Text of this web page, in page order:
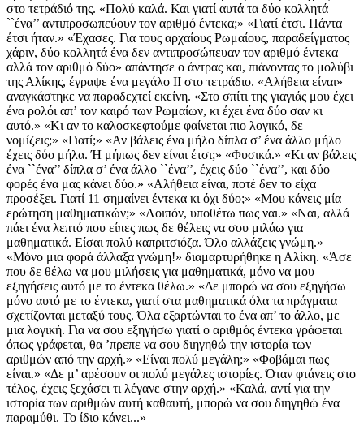
στο τετράδιό της. «Πολύ καλά. Και γιατί αυτά τα δύο κολλητά
``ένα’’ αντιπροσωπεύουν τον αριθμό έντεκα;» «Γιατί έτσι. Πάντα
έτσι ήταν.» «Έχασες. Για τους αρχαίους Ρωμαίους, παραδείγματος
χάριν, δύο κολλητά ένα δεν αντιπροσώπευαν τον αριθμό έντεκα
αλλά τον αριθμό δύο» απάντησε ο άντρας και, πιάνοντας το μολύβι
της Αλίκης, έγραψε ένα μεγάλο ΙΙ στο τετράδιο. «Αλήθεια είναι»
αναγκάστηκε να παραδεχτεί εκείνη. «Στο σπίτι της γιαγιάς μου έχει
ένα ρολόι απ’ τον καιρό των Ρωμαίων, κι έχει ένα δύο σαν κι
αυτό.» «Κι αν το καλοσκεφτούμε φαίνεται πιο λογικό, δε
νομίζεις;» «Γιατί;» «Αν βάλεις ένα μήλο δίπλα σ’ ένα άλλο μήλο
έχεις δύο μήλα. Ή μήπως δεν είναι έτσι;» «Φυσικά.» «Κι αν βάλεις
ένα ``ένα’’ δίπλα σ’ ένα άλλο ``ένα’’, έχεις δύο ``ένα’’, και δύο
φορές ένα μας κάνει δύο.» «Αλήθεια είναι, ποτέ δεν το είχα
προσέξει. Γιατί 11 σημαίνει έντεκα κι όχι δύο;» «Μου κάνεις μία
ερώτηση μαθηματικών;» «Λοιπόν, υποθέτω πως ναι.» «Ναι, αλλά
πάει ένα λεπτό που είπες πως δε θέλεις να σου μιλάω για
μαθηματικά. Είσαι πολύ καπριτσιόζα. Όλο αλλάζεις γνώμη.»
«Μόνο μια φορά άλλαξα γνώμη!» διαμαρτυρήθηκε η Αλίκη. «Άσε
που δε θέλω να μου μιλήσεις για μαθηματικά, μόνο να μου
εξηγήσεις αυτό με το έντεκα θέλω.» «Δε μπορώ να σου εξηγήσω
μόνο αυτό με το έντεκα, γιατί στα μαθηματικά όλα τα πράγματα
σχετίζονται μεταξύ τους. Όλα εξαρτώνται το ένα απ’ το άλλο, με
μια λογική. Για να σου εξηγήσω γιατί ο αριθμός έντεκα γράφεται
όπως γράφεται, θα ’πρεπε να σου διηγηθώ την ιστορία των
αριθμών από την αρχή.» «Είναι πολύ μεγάλη;» «Φοβάμαι πως
είναι.» «Δε μ’ αρέσουν οι πολύ μεγάλες ιστορίες. Όταν φτάνεις στο
τέλος, έχεις ξεχάσει τι λέγανε στην αρχή.» «Καλά, αντί για την
ιστορία των αριθμών αυτή καθαυτή, μπορώ να σου διηγηθώ ένα
παραμύθι. Το ίδιο κάνει...»